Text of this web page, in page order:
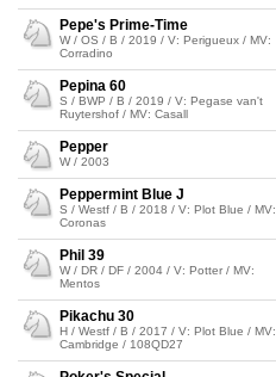
Pepe's Prime-Time
W / OS / B / 2019 / V: Perigueux / MV:
Corradino
Pepina 60
S / BWP / B / 2019 / V: Pegase van't
Ruytershof / MV: Casall
Pepper
W / 2003
Peppermint Blue J
S / Westf / B / 2018 / V: Plot Blue / MV:
Coronas
Phil 39
W / DR / DF / 2004 / V: Potter / MV:
Mentos
Pikachu 30
H / Westf / B / 2017 / V: Plot Blue / MV:
Cambridge / 108QD27